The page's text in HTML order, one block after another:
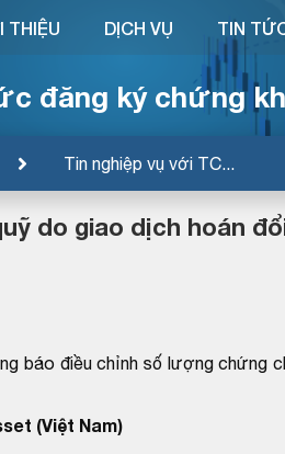
đăng ký chứng
Tin nghiệp vụ với TC...
THIỆU DỊCH VỤ TIN
do giao dịch hoán
báo điều chỉnh số lượng chứng
(Việt Nam)